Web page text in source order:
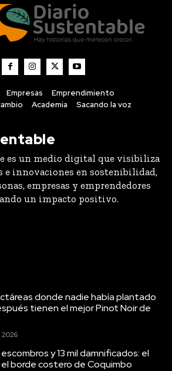
Empresas
Emprendimiento
Academia Sacando la voz
es un medio digital que visibiliza
e innovaciones en sostenibilidad,
empresas y emprendedores
un impacto positivo.
donde nadie había plantado
tienen el mejor Pinot Noir de
2026
y 13 mil damnificados: el
borde costero de Coquimbo